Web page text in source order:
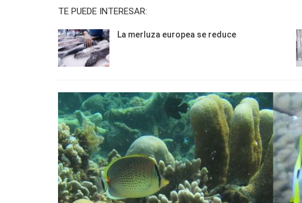
TE PUEDE INTERESAR:
La merluza europea se reduce